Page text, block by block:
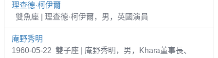
理查德·柯伊爾
雙魚座 | 理查德·柯伊爾，男，英國演員
庵野秀明
1960-05-22 雙子座 | 庵野秀明，男，Khara董事長、